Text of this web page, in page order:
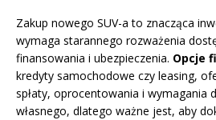
Zakup nowego SUV-a to znacząca
wymaga starannego rozważenia
finansowania i ubezpieczenia. Opcje
kredyty samochodowe czy leasing,
spłaty, oprocentowania i wymagania
własnego, dlatego ważne jest, aby